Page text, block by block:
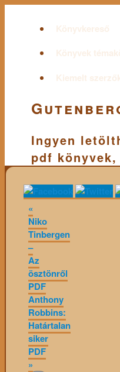
Könyvkereső
Könyvek
Kiemelt
Ingyen
pdf
«
Niko
Tinbergen
–
Az
ösztönről
PDF
Anthony
Robbins:
Határtalan
siker
PDF
»